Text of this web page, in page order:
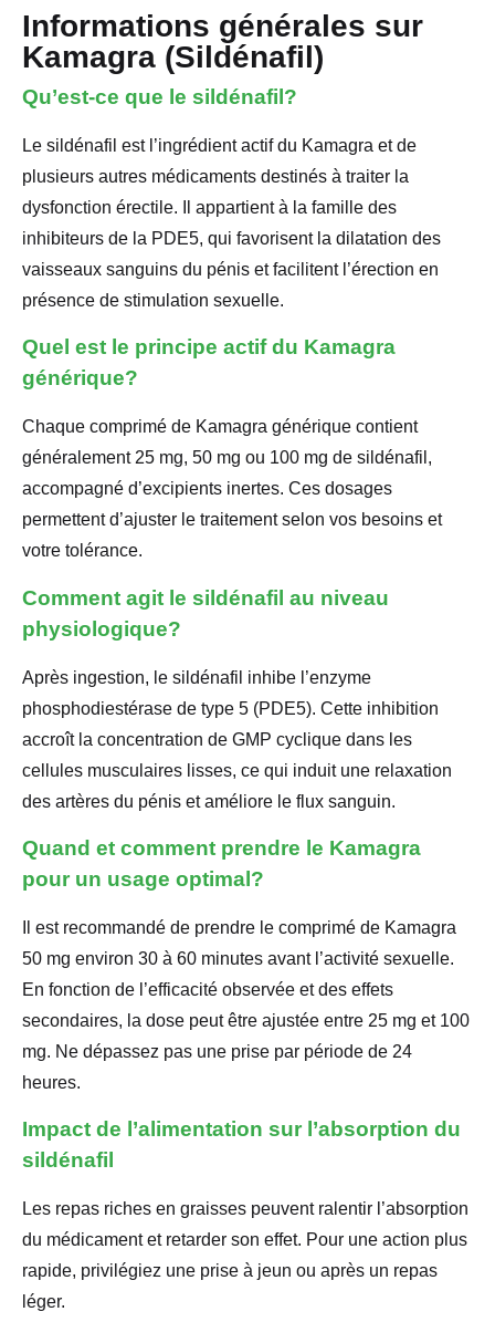
Informations générales sur
Kamagra (Sildénafil)
Qu’est-ce que le sildénafil?
Le sildénafil est l’ingrédient actif du Kamagra et de
plusieurs autres médicaments destinés à traiter la
dysfonction érectile. Il appartient à la famille des
inhibiteurs de la PDE5, qui favorisent la dilatation des
vaisseaux sanguins du pénis et facilitent l’érection en
présence de stimulation sexuelle.
Quel est le principe actif du Kamagra
générique?
Chaque comprimé de Kamagra générique contient
généralement 25 mg, 50 mg ou 100 mg de sildénafil,
accompagné d’excipients inertes. Ces dosages
permettent d’ajuster le traitement selon vos besoins et
votre tolérance.
Comment agit le sildénafil au niveau
physiologique?
Après ingestion, le sildénafil inhibe l’enzyme
phosphodiestérase de type 5 (PDE5). Cette inhibition
accroît la concentration de GMP cyclique dans les
cellules musculaires lisses, ce qui induit une relaxation
des artères du pénis et améliore le flux sanguin.
Quand et comment prendre le Kamagra
pour un usage optimal?
Il est recommandé de prendre le comprimé de Kamagra
50 mg environ 30 à 60 minutes avant l’activité sexuelle.
En fonction de l’efficacité observée et des effets
secondaires, la dose peut être ajustée entre 25 mg et 100
mg. Ne dépassez pas une prise par période de 24
heures.
Impact de l’alimentation sur l’absorption du
sildénafil
Les repas riches en graisses peuvent ralentir l’absorption
du médicament et retarder son effet. Pour une action plus
rapide, privilégiez une prise à jeun ou après un repas
léger.